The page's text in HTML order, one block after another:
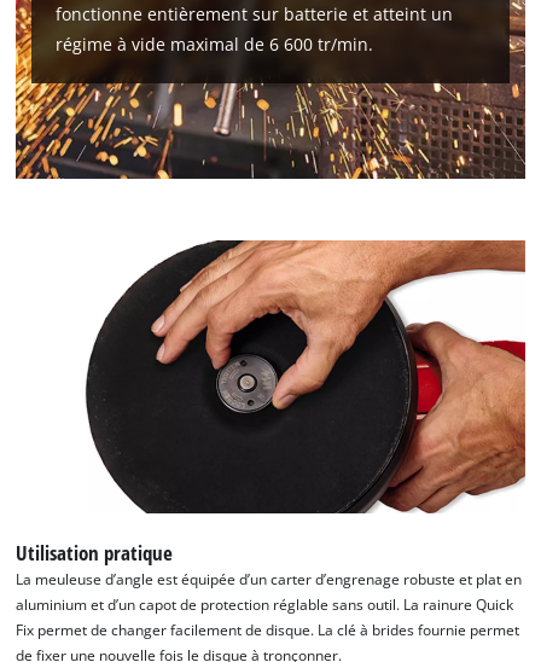
Nous avons besoin de ton accord pour
pouvoir charger Google Maps !
This content is not permitted to load due
to trackers that are not disclosed to the
visitor. The website owner needs to setup
the site with their CMP to add this content
Powered byUsercentrics Consent
Management Platform
fonctionne entièrement sur batterie et atteint un
régime à vide maximal de 6 600 tr/min.
Utilisation pratique
La meuleuse d’angle est équipée d’un carter d’engrenage robuste et plat en
aluminium et d’un capot de protection réglable sans outil. La rainure Quick
Fix permet de changer facilement de disque. La clé à brides fournie permet
de fixer une nouvelle fois le disque à tronçonner.